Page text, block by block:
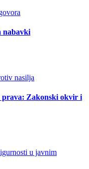
nabavki
prava: Zakonski okvir i